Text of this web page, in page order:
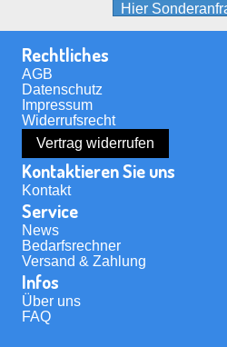
Hier
Rechtliches
AGB
Datenschutz
Impressum
Widerrufsrecht
Vertrag widerrufen
Kontaktieren Sie uns
Kontakt
Service
News
Bedarfsrechner
Versand & Zahlung
Infos
Über uns
FAQ